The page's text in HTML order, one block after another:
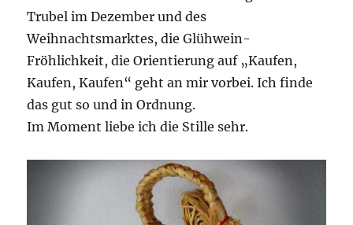
Trubel im Dezember und des
Weihnachtsmarktes, die Glühwein-
Fröhlichkeit, die Orientierung auf „Kaufen,
Kaufen, Kaufen“ geht an mir vorbei. Ich finde
das gut so und in Ordnung.
Im Moment liebe ich die Stille sehr.